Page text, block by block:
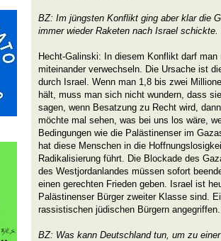
BZ: Im jüngsten Konflikt ging aber klar die
immer wieder Raketen nach Israel schickte.
Hecht-Galinski: In diesem Konflikt darf
miteinander verwechseln. Die Ursache ist
durch Israel. Wenn man 1,8 bis zwei
hält, muss man sich nicht wundern, dass
sagen, wenn Besatzung zu Recht wird,
möchte mal sehen, was bei uns los wäre,
Bedingungen wie die Palästinenser im
hat diese Menschen in die
Radikalisierung führt. Die Blockade des
des Westjordanlandes müssen sofort
einen gerechten Frieden geben. Israel ist
Palästinenser Bürger zweiter Klasse sind.
rassistischen jüdischen Bürgern angegriffen.
BZ: Was kann Deutschland tun, um zu